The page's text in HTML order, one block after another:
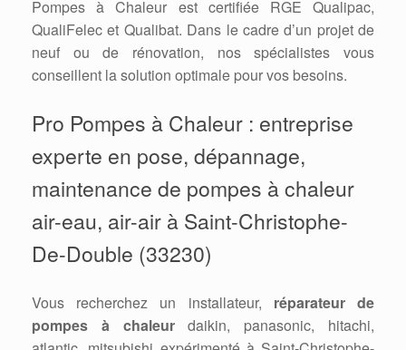
Pompes à Chaleur est certifiée RGE Qualipac,
QualiFelec et Qualibat. Dans le cadre d’un projet de
neuf ou de rénovation, nos spécialistes vous
conseillent la solution optimale pour vos besoins.
Pro Pompes à Chaleur : entreprise
experte en pose, dépannage,
maintenance de pompes à chaleur
air-eau, air-air à Saint-Christophe-
De-Double (33230)
Vous recherchez un installateur, réparateur de
pompes à chaleurdaikin, panasonic, hitachi,